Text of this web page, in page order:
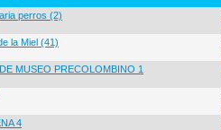
perros (2)
la Miel (41)
MUSEO PRECOLOMBINO 1
4